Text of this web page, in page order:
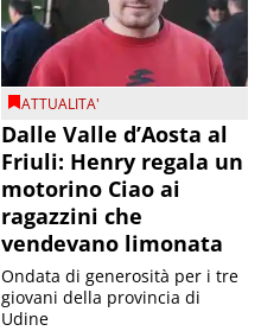
ATTUALITA'
Dalle Valle d’Aosta al
Friuli: Henry regala un
motorino Ciao ai
ragazzini che
vendevano limonata
Ondata di generosità per i tre
giovani della provincia di
Udine